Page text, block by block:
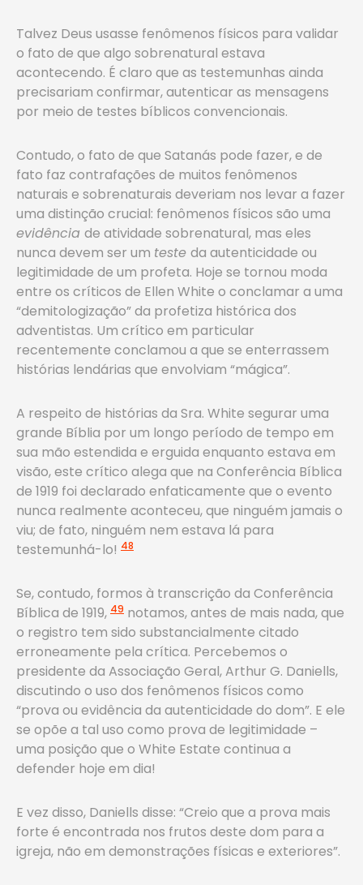
Talvez Deus usasse fenômenos físicos para validar
o fato de que algo sobrenatural estava
acontecendo. É claro que as testemunhas ainda
precisariam confirmar, autenticar as mensagens
por meio de testes bíblicos convencionais.
Contudo, o fato de que Satanás pode fazer, e de
fato faz contrafações de muitos fenômenos
naturais e sobrenaturais deveriam nos levar a fazer
uma distinção crucial: fenômenos físicos são uma
evidência de atividade sobrenatural, mas eles
nunca devem ser um teste da autenticidade ou
legitimidade de um profeta. Hoje se tornou moda
entre os críticos de Ellen White o conclamar a uma
“demitologização” da profetiza histórica dos
adventistas. Um crítico em particular
recentemente conclamou a que se enterrassem
histórias lendárias que envolviam “mágica”.
A respeito de histórias da Sra. White segurar uma
grande Bíblia por um longo período de tempo em
sua mão estendida e erguida enquanto estava em
visão, este crítico alega que na Conferência Bíblica
de 1919 foi declarado enfaticamente que o evento
nunca realmente aconteceu, que ninguém jamais o
viu; de fato, ninguém nem estava lá para
testemunhá-lo! 48
Se, contudo, formos à transcrição da Conferência
Bíblica de 1919, 49 notamos, antes de mais nada, que
o registro tem sido substancialmente citado
erroneamente pela crítica. Percebemos o
presidente da Associação Geral, Arthur G. Daniells,
discutindo o uso dos fenômenos físicos como
“prova ou evidência da autenticidade do dom”. E ele
se opõe a tal uso como prova de legitimidade –
uma posição que o White Estate continua a
defender hoje em dia!
E vez disso, Daniells disse: “Creio que a prova mais
forte é encontrada nos frutos deste dom para a
igreja, não em demonstrações físicas e exteriores”.